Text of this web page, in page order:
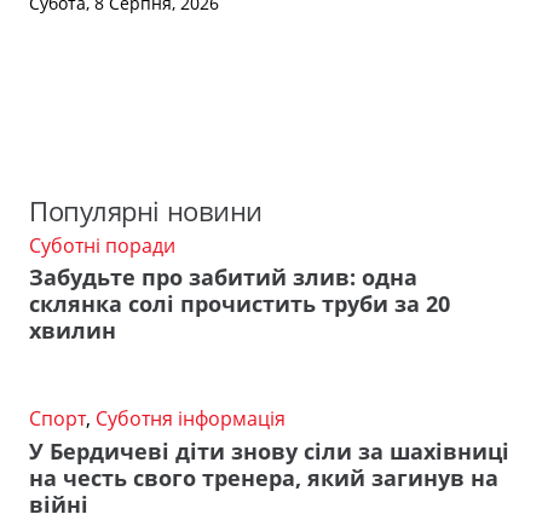
Популярні новини
Суботні поради
Забудьте про забитий злив: одна
склянка солі прочистить труби за 20
хвилин
Спорт, Суботня інформація
У Бердичеві діти знову сіли за шахівниці
на честь свого тренера, який загинув на
війні